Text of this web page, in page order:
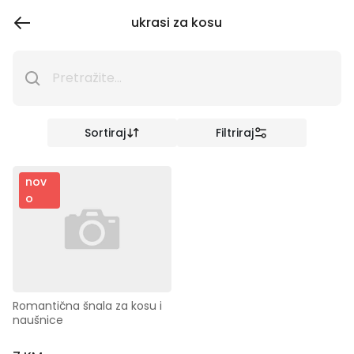
ukrasi za kosu
Sortiraj Filtriraj
nov
o
Romantična šnala za kosu i
naušnice